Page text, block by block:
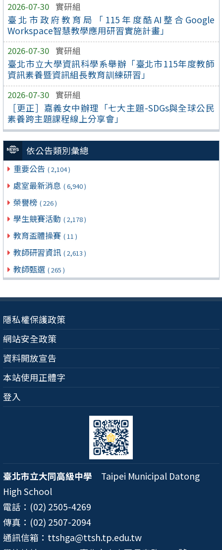
2026-07-30 實研組
臺北市政府教育局「115年度酷AI整合Google
Workspace智慧教學應用研習實施計畫」
2026-07-30 實研組
臺北市立大學資訊科學系舉辦「臺北市115年度教師
資訊素養暨資訊組長教育訓練研習」
2026-07-30 實研組
［更正］嘉義女中辦理「七大主題-SDGs與全球公民
素養跨主題課程線上分享會」
依公告類別彙總
重要公告 ( 2,104 )
處室最新消息 ( 6,940 )
榮譽榜 ( 226 )
學生競賽活動 ( 2,178 )
教育盃體操賽 ( 11 )
教師研習資訊 ( 2,613 )
教師甄選 ( 265 )
隱私權保護政策
網站安全政策
資料開放宣告
本站使用正體字
登入
臺北市立大同高級中學 Taipei Municipal Datong
High School
電話：(02) 2505-4269
傳真：(02) 2507-2094
通訊信箱：ttshga@ttsh.tp.edu.tw